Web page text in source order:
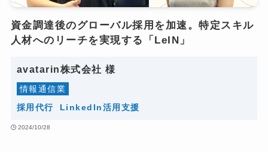
資金調達後の​グローバル採用を​加速。​特定スキル
人材への​リーチを​実現する​「LeIN」
avatarin株式会社 様
情報​通信​業
採用​代行
Linke​dIn​活用​支援
2024/10/28